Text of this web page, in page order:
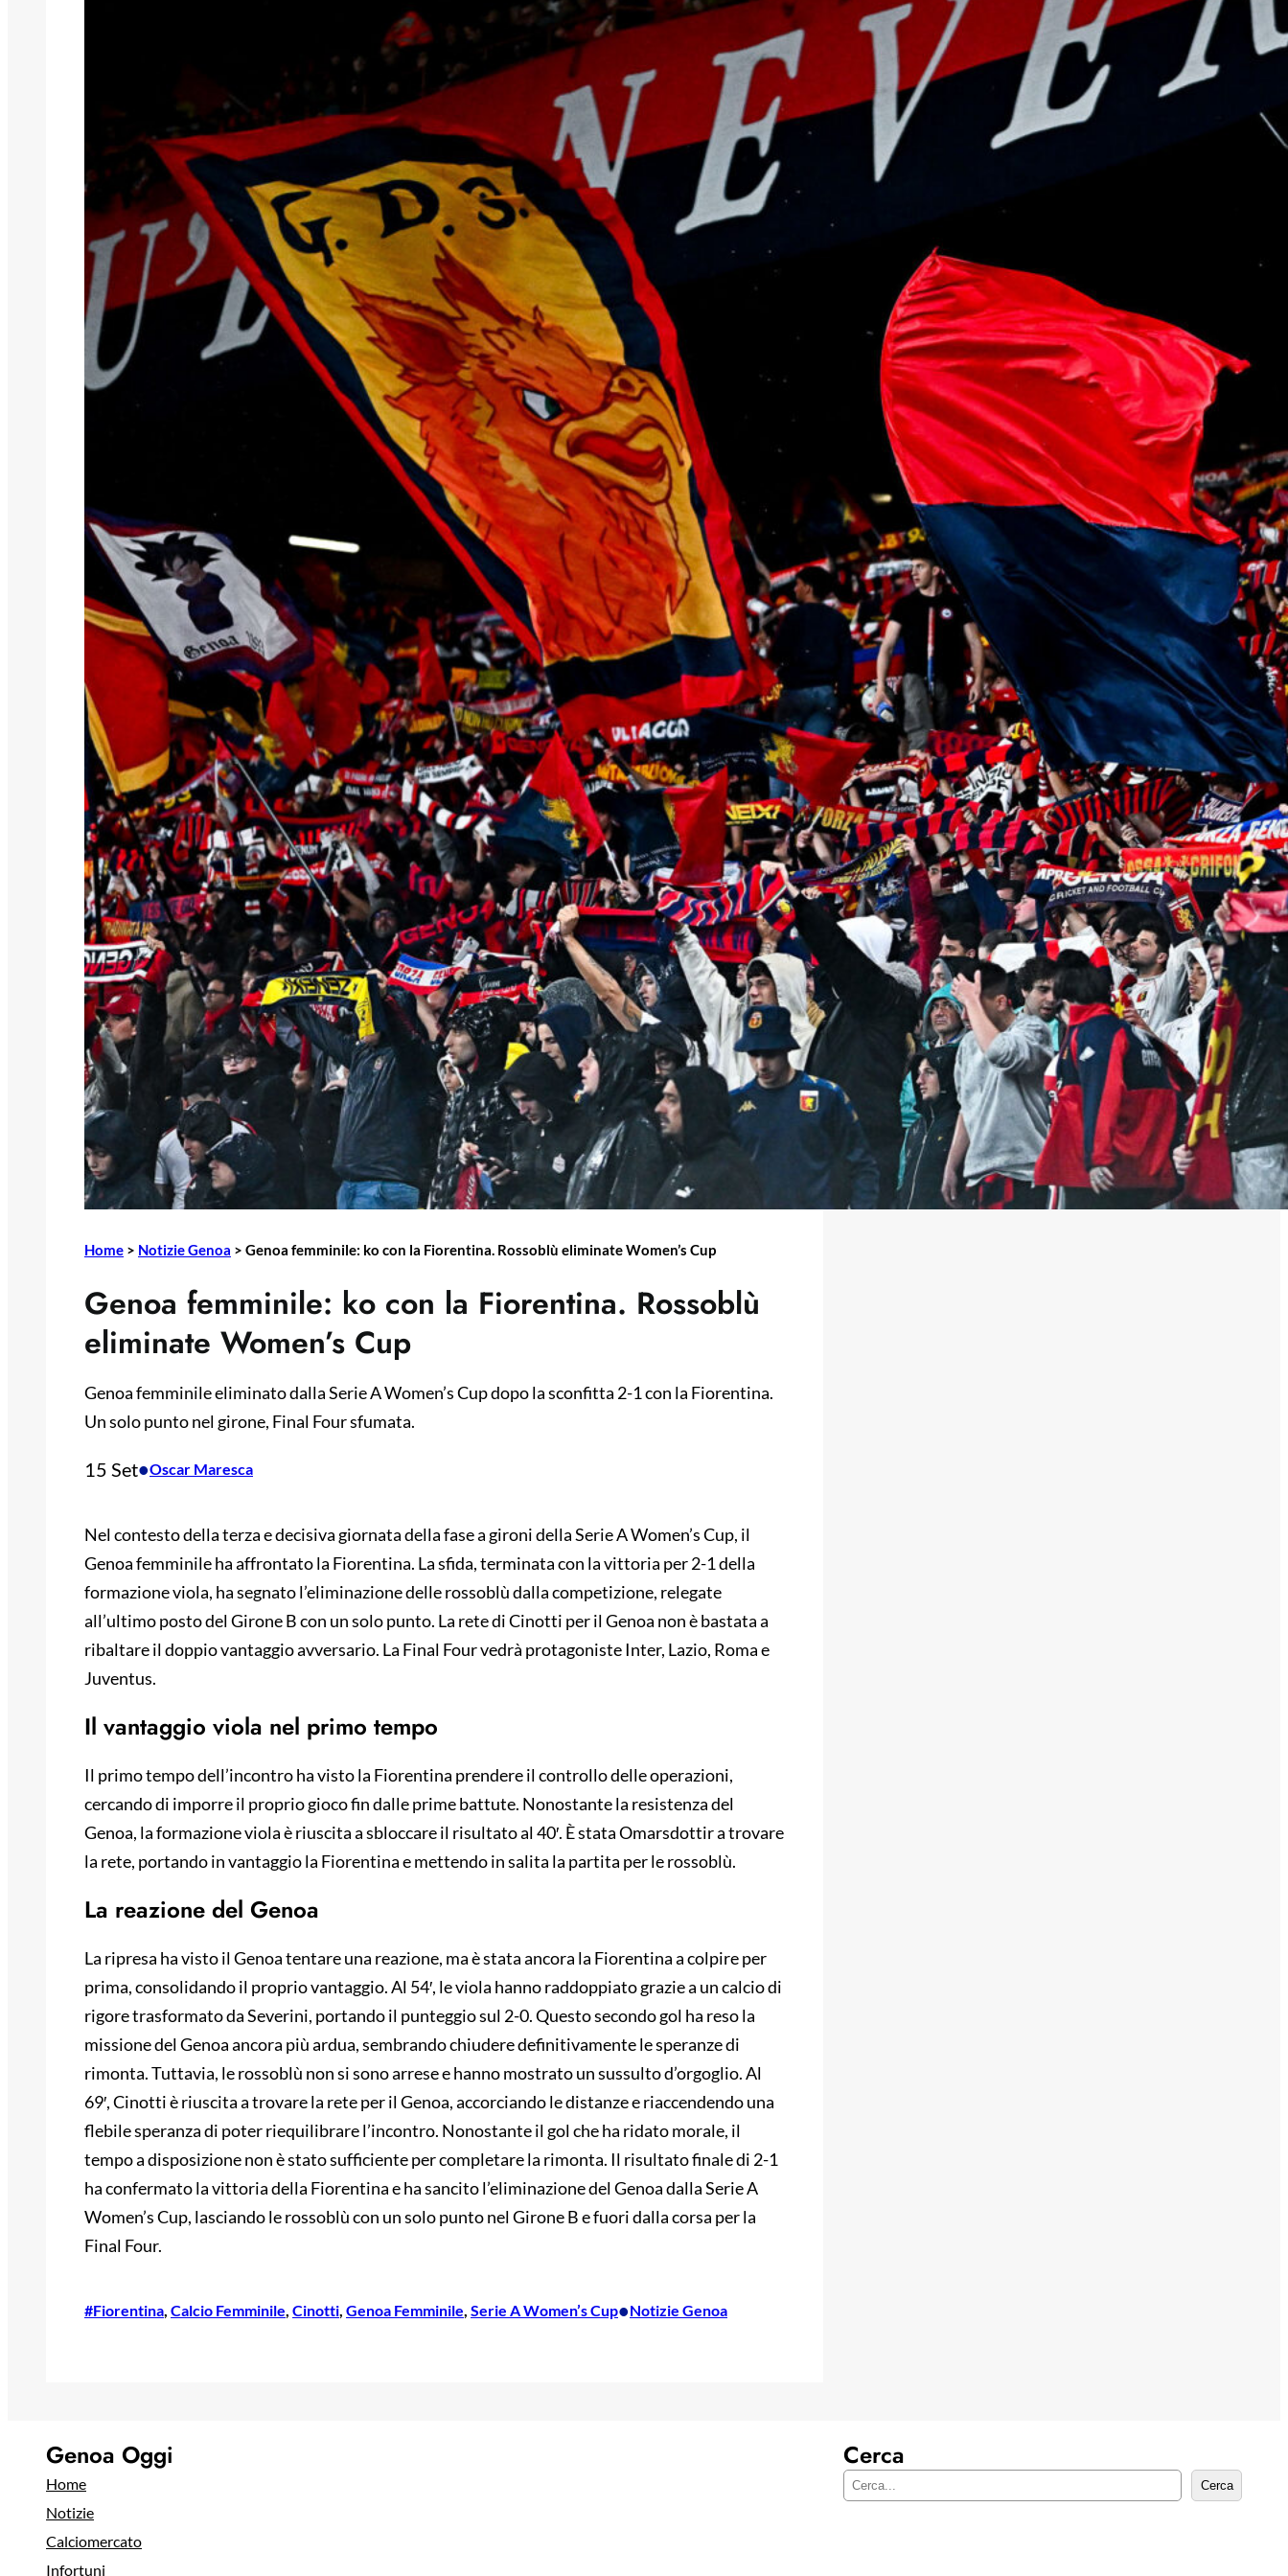
Home > Notizie Genoa > Genoa femminile: ko con la Fiorentina. Rossoblù eliminate Women’s Cup
Genoa femminile: ko con la Fiorentina. Rossoblù
eliminate Women’s Cup
Genoa femminile eliminato dalla Serie A Women’s Cup dopo la sconfitta 2-1 con la Fiorentina.
Un solo punto nel girone, Final Four sfumata.
15 Set•Oscar Maresca
Nel contesto della terza e decisiva giornata della fase a gironi della Serie A Women’s Cup, il
Genoa femminile ha affrontato la Fiorentina. La sfida, terminata con la vittoria per 2-1 della
formazione viola, ha segnato l’eliminazione delle rossoblù dalla competizione, relegate
all’ultimo posto del Girone B con un solo punto. La rete di Cinotti per il Genoa non è bastata a
ribaltare il doppio vantaggio avversario. La Final Four vedrà protagoniste Inter, Lazio, Roma e
Juventus.
Il vantaggio viola nel primo tempo
Il primo tempo dell’incontro ha visto la Fiorentina prendere il controllo delle operazioni,
cercando di imporre il proprio gioco fin dalle prime battute. Nonostante la resistenza del
Genoa, la formazione viola è riuscita a sbloccare il risultato al 40′. È stata Omarsdottir a trovare
la rete, portando in vantaggio la Fiorentina e mettendo in salita la partita per le rossoblù.
La reazione del Genoa
La ripresa ha visto il Genoa tentare una reazione, ma è stata ancora la Fiorentina a colpire per
prima, consolidando il proprio vantaggio. Al 54′, le viola hanno raddoppiato grazie a un calcio di
rigore trasformato da Severini, portando il punteggio sul 2-0. Questo secondo gol ha reso la
missione del Genoa ancora più ardua, sembrando chiudere definitivamente le speranze di
rimonta. Tuttavia, le rossoblù non si sono arrese e hanno mostrato un sussulto d’orgoglio. Al
69′, Cinotti è riuscita a trovare la rete per il Genoa, accorciando le distanze e riaccendendo una
flebile speranza di poter riequilibrare l’incontro. Nonostante il gol che ha ridato morale, il
tempo a disposizione non è stato sufficiente per completare la rimonta. Il risultato finale di 2-1
ha confermato la vittoria della Fiorentina e ha sancito l’eliminazione del Genoa dalla Serie A
Women’s Cup, lasciando le rossoblù con un solo punto nel Girone B e fuori dalla corsa per la
Final Four.
#Fiorentina, Calcio Femminile, Cinotti, Genoa Femminile, Serie A Women’s Cup•Notizie Genoa
L’ex rossoblù Carparelli riparte dal
Cisano: nuova sfida a 50 anni
6 Agosto 2026
Genoa in lutto: è scomparso l’ex
Genoa Oggi
Home
Notizie
Calciomercato
Infortuni
Cerca
C
Cerca